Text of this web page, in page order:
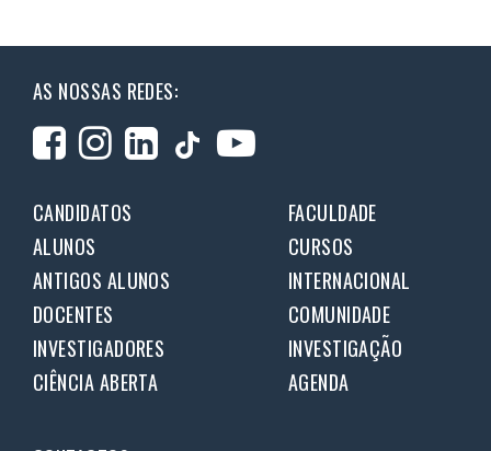
AS NOSSAS REDES:
CANDIDATOS
FACULDADE
ALUNOS
CURSOS
ANTIGOS ALUNOS
INTERNACIONAL
DOCENTES
COMUNIDADE
INVESTIGADORES
INVESTIGAÇÃO
CIÊNCIA ABERTA
AGENDA